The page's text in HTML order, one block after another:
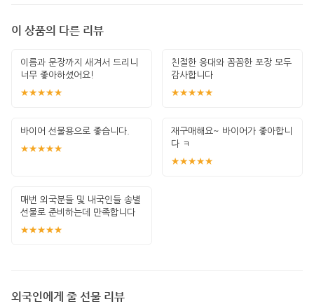
이 상품의 다른 리뷰
이름과 문장까지 새겨서 드리니
너무 좋아하셨어요!
★★★★★
친절한 응대와 꼼꼼한 포장 모두
감사합니다
★★★★★
바이어 선물용으로 좋습니다.
★★★★★
재구매해요~ 바이어가 좋아합니
다 ㅋ
★★★★★
매번 외국분들 및 내국인들 송별
선물로 준비하는데 만족합니다
★★★★★
외국인에게 줄 선물 리뷰